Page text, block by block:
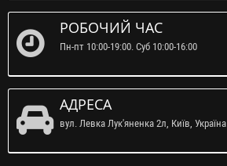
РОБОЧИЙ ЧАС
Пн-пт 10:00-19:00. Суб 10:00-16:00
АДРЕСА
вул. Левка Лук'яненка 2л, Київ, Україна